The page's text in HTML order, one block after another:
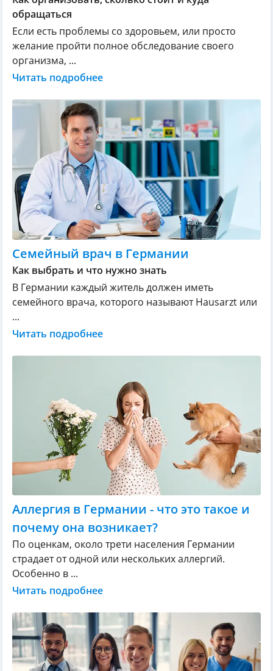
обращаться
Если есть проблемы со здоровьем, или просто
желание пройти полное обследование своего
организма, ...
Читать подробнее
Семейный врач в Германии
Как выбрать и что нужно знать
В Германии каждый житель должен иметь
семейного врача, которого называют Hausarzt или
...
Читать подробнее
Аллергия в Германии - что это такое и
почему она возникает?
По оценкам, около трети населения Германии
страдает от одной или нескольких аллергий.
Особенно в ...
Читать подробнее